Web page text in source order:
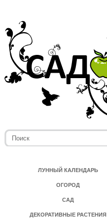
ЛУННЫЙ КАЛЕНДАРЬ
ОГОРОД
САД
ДЕКОРАТИВНЫЕ РАСТЕНИЯ